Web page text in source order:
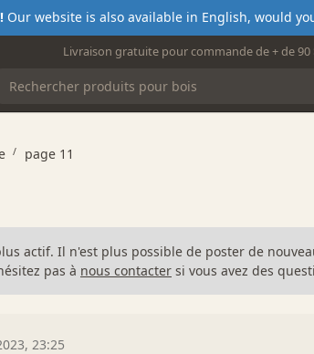
Our website is also available in English, would
Livraison gratuite pour commande de + de 90
page 11
actif. Il n'est plus possible de poster de
pas à nous contacter si vous avez des
23:25